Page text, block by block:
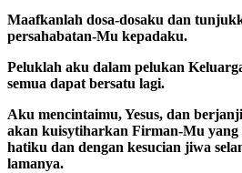
Maafkanlah dosa-dosaku dan
persahabatan-Mu kepadaku.
Peluklah aku dalam pelukan
semua dapat bersatu lagi.
Aku mencintaimu, Yesus, dan
akan kuisytiharkan Firman-Mu
hatiku dan dengan kesucian jiwa
lamanya.